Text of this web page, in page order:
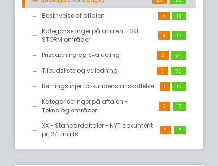
Beskrivelse af aftalen 4 19
Kategoriseringer på aftalen - SKI
STORM områder
4 19
Prissætning og evaluering 2 24
Tilbudsliste og vejledning 3 30
Retningslinjer for kundens anskaffelse 1 10
Kategoriseringer på aftalen -
Teknologiområder
3 13
XX - Standardaftaler - NYT dokument
pr. 27. marts
3 8